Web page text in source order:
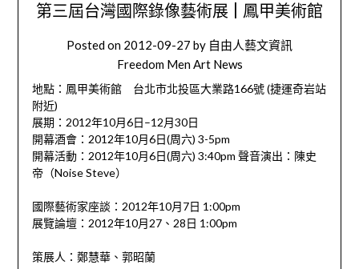
第三屆台灣國際錄像藝術展 | 鳳甲美術館
Posted on 2012-09-27 by 自由人藝文資訊
Freedom Men Art News
地點：鳳甲美術館 台北市北投區大業路166號 (捷運奇岩站
附近)
展期：2012年10月6日–12月30日
開幕酒會：2012年10月6日(周六) 3-5pm
開幕活動：2012年10月6日(周六) 3:40pm 聲音演出：陳史
帝（Noise Steve）
國際藝術家座談：2012年10月7日 1:00pm
展覽論壇：2012年10月27、28日 1:00pm
策展人：鄭慧華、郭昭蘭